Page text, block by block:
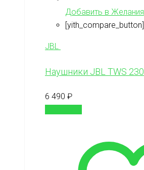
Добавить в Желания
[yith_compare_button]
JBL
Наушники JBL TWS 230
6 490 ₽